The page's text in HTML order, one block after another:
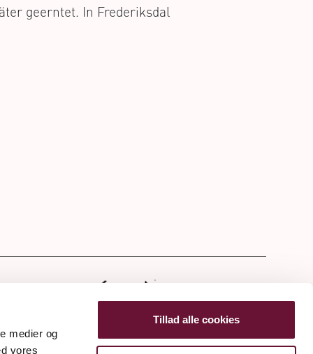
medier og
vores
Tillad alle cookies
geerntet. In Frederiksdal